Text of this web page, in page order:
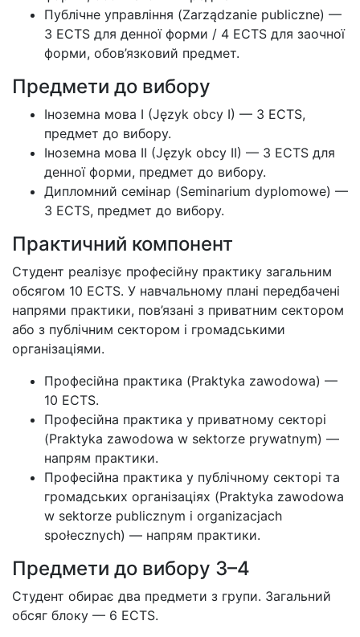
Публічне управління (Zarządzanie publiczne) —
3 ECTS для денної форми / 4 ECTS для заочної
форми, обов’язковий предмет.
Предмети до вибору
Іноземна мова I (Język obcy I) — 3 ECTS,
предмет до вибору.
Іноземна мова II (Język obcy II) — 3 ECTS для
денної форми, предмет до вибору.
Дипломний семінар (Seminarium dyplomowe) —
3 ECTS, предмет до вибору.
Практичний компонент
Студент реалізує професійну практику загальним
обсягом 10 ECTS. У навчальному плані передбачені
напрями практики, пов’язані з приватним сектором
або з публічним сектором і громадськими
організаціями.
Професійна практика (Praktyka zawodowa) —
10 ECTS.
Професійна практика у приватному секторі
(Praktyka zawodowa w sektorze prywatnym) —
напрям практики.
Професійна практика у публічному секторі та
громадських організаціях (Praktyka zawodowa
w sektorze publicznym i organizacjach
społecznych) — напрям практики.
Предмети до вибору 3–4
Студент обирає два предмети з групи. Загальний
обсяг блоку — 6 ECTS.